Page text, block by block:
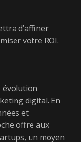
d’affiner
votre ROI.
évolution
digital. En
et
offre aux
un moyen